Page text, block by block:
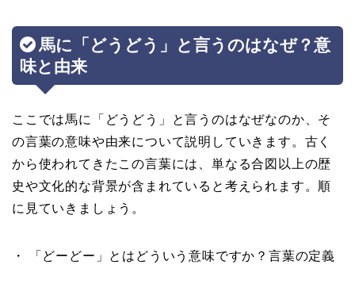
馬に「どうどう」と言うのはなぜ？意
味と由来
ここでは馬に「どうどう」と言うのはなぜなのか、そ
の言葉の意味や由来について説明していきます。古く
から使われてきたこの言葉には、単なる合図以上の歴
史や文化的な背景が含まれていると考えられます。順
に見ていきましょう。
・ 「どーどー」とはどういう意味ですか？言葉の定義